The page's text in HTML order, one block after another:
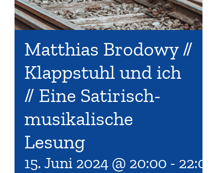
Matthias Brodowy //
Klappstuhl und ich
// Eine Satirisch-
musikalische
Lesung
15. Juni 2024 @ 20:00 - 22:00